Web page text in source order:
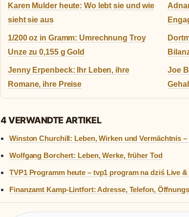
Karen Mulder heute: Wo lebt sie und wie
sieht sie aus
1/200 oz in Gramm: Umrechnung Troy
Unze zu 0,155 g Gold
Jenny Erpenbeck: Ihr Leben, ihre
Romane, ihre Preise
Joe
4 VERWANDTE ARTIKEL
Winston Churchill: Leben, Wirken und Vermächtnis
Wolfgang Borchert: Leben, Werke, früher Tod
TVP1 Programm heute – tvp1 program na dziś Live
Finanzamt Kamp-Lintfort: Adresse, Telefon,